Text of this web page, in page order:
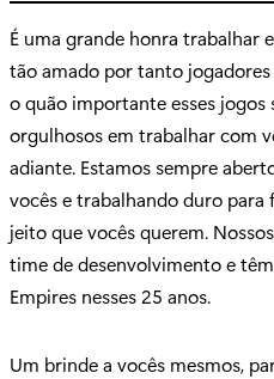
É uma grande honra trabalhar
tão amado por tanto
o quão importante esses jogos
orgulhosos em trabalhar com
adiante. Estamos sempre
vocês e trabalhando duro
jeito que vocês querem.
time de desenvolvimento e
Empires nesses 25 anos.
Um brinde a vocês mesmos,